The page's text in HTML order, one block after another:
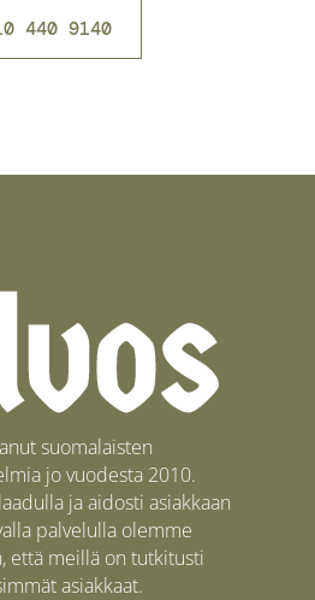
440 9140
suomalaisten
jo vuodesta 2010.
ja aidosti asiakkaan
palvelulla olemme
että meillä on tutkitusti
asiakkaat.